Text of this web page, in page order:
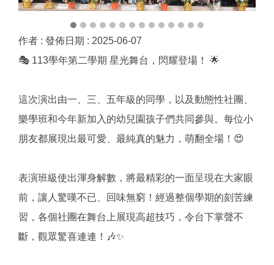
作者 : 發佈日期 : 2025-06-07
🎭 113學年第二學期 星光舞台，閃耀登場！ 🌟
這次演出由一、三、五年級的同學，以及動態性社團、
樂學班和今年新加入的幼兒園孩子們共同參與。每位小
朋友都展現出最可愛、最純真的魅力，萌翻全場！😍
表演班級使出渾身解數，將最精彩的一面呈現在大家眼
前，讓人驚嘆不已、回味無窮！經過整個學期的刻苦練
習，各個社團在舞台上展現高超技巧，令台下掌聲不
斷，觀眾驚喜連連！🎶✨